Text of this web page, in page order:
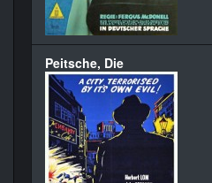
Peitsche, Die